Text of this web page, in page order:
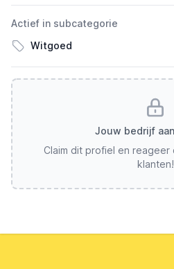
Actief in subcategorie
Witgoed
Jouw bedrijf
Claim dit profiel en
klanten!